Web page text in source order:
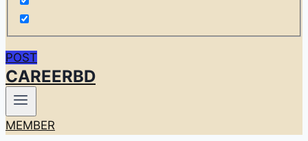
POST
CAREERBD
MEMBER